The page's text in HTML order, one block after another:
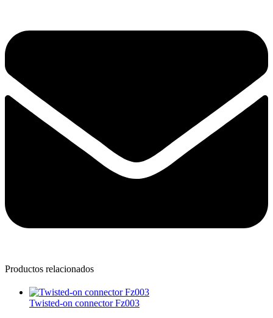
Productos relacionados
Twisted-on connector Fz003